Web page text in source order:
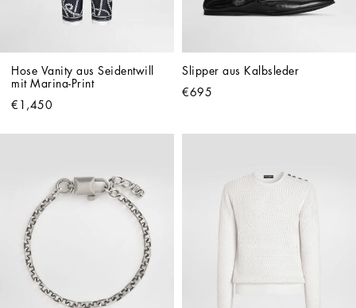
Hose Vanity aus Seidentwill
mit Marina-Print
€1,450
Slipper aus Kalbsleder
€695